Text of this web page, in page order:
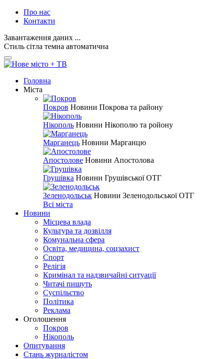
Про нас
Контакти
Завантаження даних ...
Стиль сітла темна автоматична
Головна
Міста
Покров Новини Покрова та району
Нікополь Новини Нікополю та ройону
Марганець Новини Марганцю
Апостолове Новини Апостолова
Грушівка Новини Грушівської ОТГ
Зеленодольськ Новини Зеленодольської ОТГ
Всі міста
Новини
Місцева влада
Культура та дозвілля
Комунальна сфера
Освіта, медицина, соцзахист
Спорт
Релігія
Кримінал та надзвичайні ситуації
Читачі пишуть
Суспільство
Політика
Реклама
Оголошення
Покров
Нікополь
Опитування
Стань журналістом